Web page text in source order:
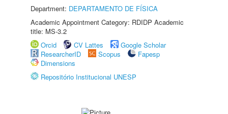
Department: DEPARTAMENTO DE FÍSICA
Academic Appointment Category: RDIDP Academic
title: MS-3.2
Orcid
CV Lattes
Google Scholar
ResearcherID
Scopus
Fapesp
Dimensions
Repositório Institucional UNESP